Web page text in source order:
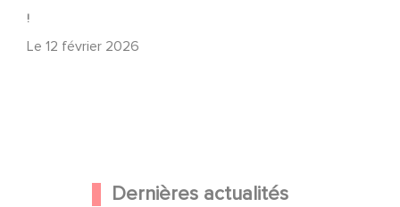
!
Le 12 février 2026
Dernières actualités